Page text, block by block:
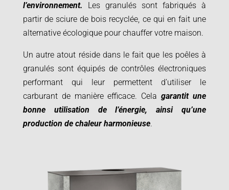
l’environnement. Les granulés sont fabriqués à
partir de sciure de bois recyclée, ce qui en fait une
alternative écologique pour chauffer votre maison.
Un autre atout réside dans le fait que les poêles à
granulés sont équipés de contrôles électroniques
performant qui leur permettent d’utiliser le
carburant de manière efficace. Celagarantit une
bonne utilisation de l’énergie, ainsi qu’une
production de chaleur harmonieuse.